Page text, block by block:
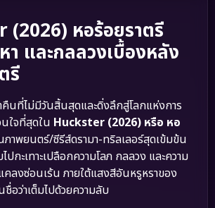
(2026) หอร้อยราตรี
และกลลวงเบื้องหลัง
รี
คืนที่ไม่มีวันสิ้นสุดและดิ่งลึกสู่โลกแห่งการ
ใจที่สุดใน Huckster (2026) หรือ หอ
ภาพยนตร์/ซีรีส์ดรามา-ทริลเลอร์สุดเข้มข้น
กะเทาะเปลือกความโลภ กลลวง และความ
ลงซ่อนเร้น ภายใต้แสงสีอันหรูหราของ
อว่าเต็มไปด้วยความลับ